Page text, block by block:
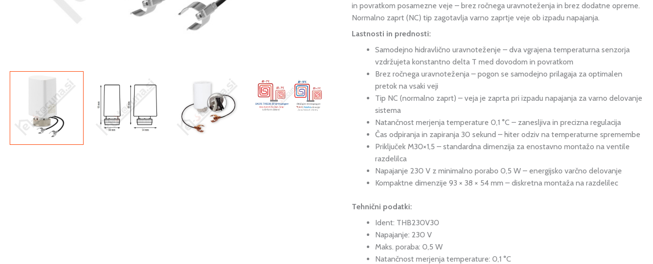
in povratkom posamezne veje – brez ročnega uravnoteženja in brez dodatne opreme.
Normalno zaprt (NC) tip zagotavlja varno zaprtje veje ob izpadu napajanja.
Lastnosti in prednosti:
Samodejno hidravlično uravnoteženje – dva vgrajena temperaturna senzorja
vzdržujeta konstantno delta T med dovodom in povratkom
Brez ročnega uravnoteženja – pogon se samodejno prilagaja za optimalen
pretok na vsaki veji
Tip NC (normalno zaprt) – veja je zaprta pri izpadu napajanja za varno delovanje
sistema
Natančnost merjenja temperature 0,1 °C – zanesljiva in precizna regulacija
Čas odpiranja in zapiranja 30 sekund – hiter odziv na temperaturne spremembe
Priključek M30×1,5 – standardna dimenzija za enostavno montažo na ventile
razdelilca
Napajanje 230 V z minimalno porabo 0,5 W – energijsko varčno delovanje
Kompaktne dimenzije 93 × 38 × 54 mm – diskretna montaža na razdelilec
Tehnični podatki:
Ident: THB230V30
Napajanje: 230 V
Maks. poraba: 0,5 W
Natančnost merjenja temperature: 0,1 °C